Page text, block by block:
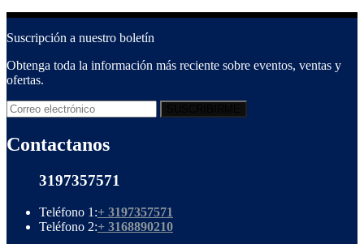
Suscripción a nuestro boletín
Obtenga toda la información más reciente sobre eventos, ventas y
ofertas.
Contactanos
3197357571
Teléfono 1:+ 3197357571
Teléfono 2:+ 3168890210